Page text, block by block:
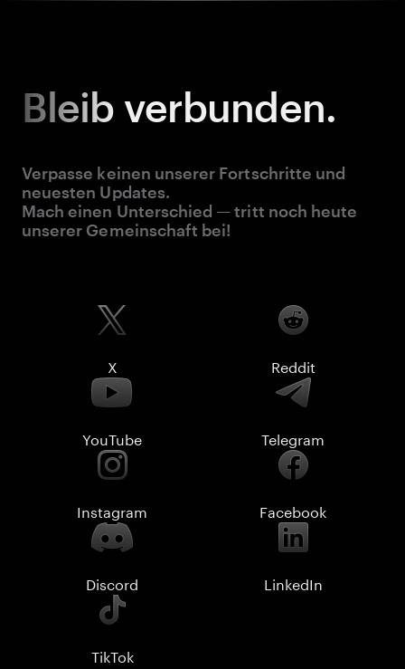
Bleib verbunden.
Verpasse keinen unserer Fortschritte und
neuesten Updates.
Mach einen Unterschied — tritt noch heute
unserer Gemeinschaft bei!
X Reddit
YouTube Telegram
Instagram Facebook
Discord LinkedIn
TikTok